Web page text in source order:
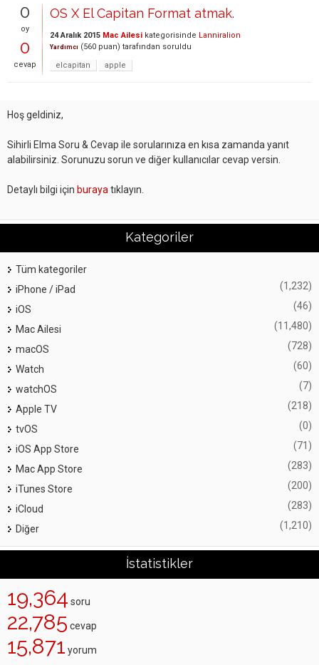
0
oy
0
cevap
OS X El Capitan Format atmak.
24 Aralık 2015 Mac Ailesi kategorisinde Lanniralion
Yardımcı (560 puan) tarafından soruldu
elcapitan
apple
Hoş geldiniz,
Sihirli Elma Soru & Cevap ile sorularınıza en kısa zamanda yanıt
alabilirsiniz. Sorunuzu sorun ve diğer kullanıcılar cevap versin.
Detaylı bilgi için buraya tıklayın.
Kategoriler
Tüm kategoriler
iPhone / iPad
(1,232)
iOS (46)
Mac Ailesi (11,480)
macOS (728)
Watch (60)
watchOS (7)
Apple TV (218)
tvOS (0)
iOS App Store (71)
Mac App Store (283)
iTunes Store (200)
iCloud (283)
Diğer (1,210)
İstatistikler
19,364 soru
22,785 cevap
15,871 yorum